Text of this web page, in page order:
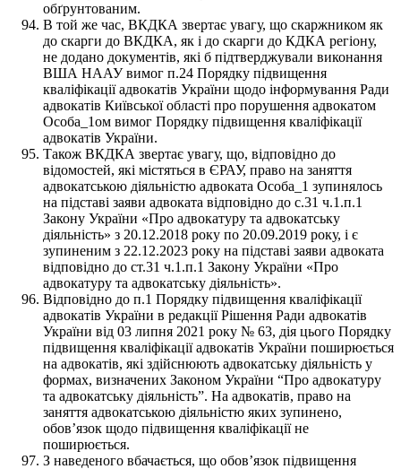
обґрунтованим.
В той же час, ВКДКА звертає увагу, що скаржником як
до скарги до ВКДКА, як і до скарги до КДКА регіону,
не додано документів, які б підтверджували виконання
ВША НААУ вимог п.24 Порядку підвищення
кваліфікації адвокатів України щодо інформування Ради
адвокатів Київської області про порушення адвокатом
Особа_1ом вимог Порядку підвищення кваліфікації
адвокатів України.
Також ВКДКА звертає увагу, що, відповідно до
відомостей, які містяться в ЄРАУ, право на заняття
адвокатською діяльністю адвоката Особа_1 зупинялось
на підставі заяви адвоката відповідно до с.31 ч.1.п.1
Закону України «Про адвокатуру та адвокатську
діяльність» з 20.12.2018 року по 20.09.2019 року, і є
зупиненим з 22.12.2023 року на підставі заяви адвоката
відповідно до ст.31 ч.1.п.1 Закону України «Про
адвокатуру та адвокатську діяльність».
Відповідно до п.1 Порядку підвищення кваліфікації
адвокатів України в редакції Рішення Ради адвокатів
України від 03 липня 2021 року № 63, дія цього Порядку
підвищення кваліфікації адвокатів України поширюється
на адвокатів, які здійснюють адвокатську діяльність у
формах, визначених Законом України “Про адвокатуру
та адвокатську діяльність”. На адвокатів, право на
заняття адвокатською діяльністю яких зупинено,
обов’язок щодо підвищення кваліфікації не
поширюється.
З наведеного вбачається, що обов’язок підвищення